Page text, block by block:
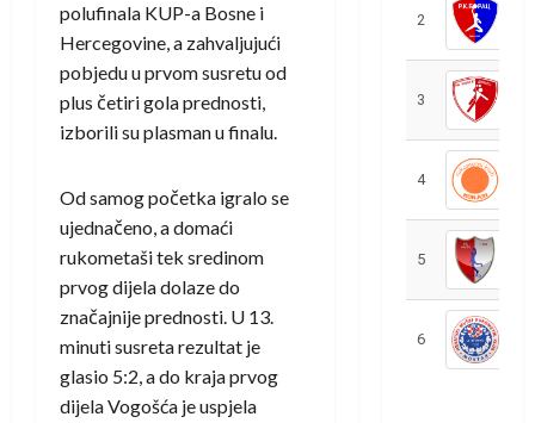
polufinala KUP-a Bosne i
Hercegovine, a zahvaljujući
pobjedu u prvom susretu od
plus četiri gola prednosti,
izborili su plasman u finalu.
Od samog početka igralo se
ujednačeno, a domaći
rukometaši tek sredinom
prvog dijela dolaze do
značajnije prednosti. U 13.
minuti susreta rezultat je
glasio 5:2, a do kraja prvog
dijela Vogošća je uspjela
2
3
4
5
6